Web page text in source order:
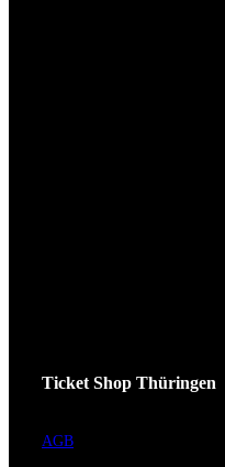
Ticket Shop Thüringen
AGB